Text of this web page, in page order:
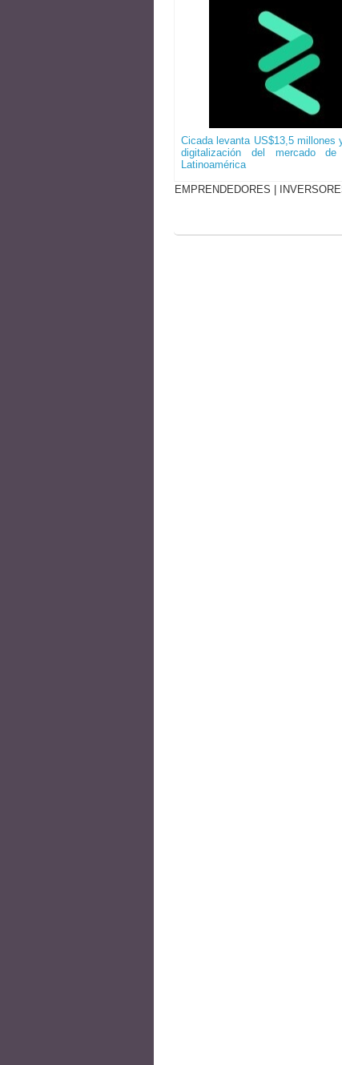
Cicada levanta US$13,5 millones
digitalización del mercado
Latinoamérica
EMPRENDEDORES